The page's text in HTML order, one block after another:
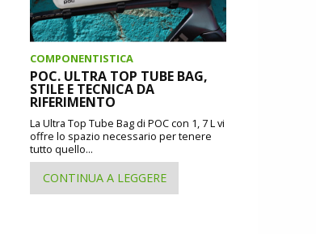
COMPONENTISTICA
POC. ULTRA TOP TUBE BAG,
STILE E TECNICA DA
RIFERIMENTO
La Ultra Top Tube Bag di POC con 1, 7 L vi
offre lo spazio necessario per tenere
tutto quello...
CONTINUA A LEGGERE